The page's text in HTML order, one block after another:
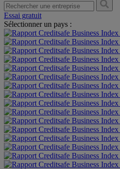
Essai gratuit
Sélectionner un pays :